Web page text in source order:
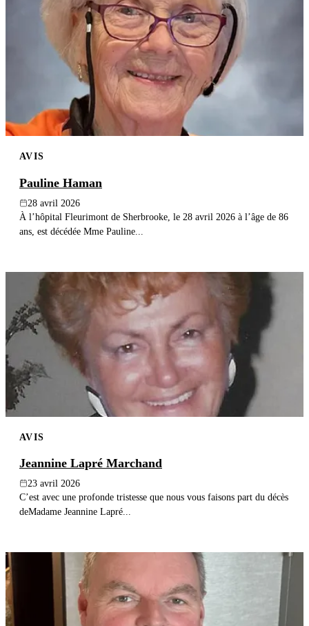
AVIS
Pauline Haman
28 avril 2026
À l’hôpital Fleurimont de Sherbrooke, le 28 avril 2026 à l’âge de 86
ans, est décédée Mme Pauline...
AVIS
Jeannine Lapré Marchand
23 avril 2026
C’est avec une profonde tristesse que nous vous faisons part du décès
deMadame Jeannine Lapré...